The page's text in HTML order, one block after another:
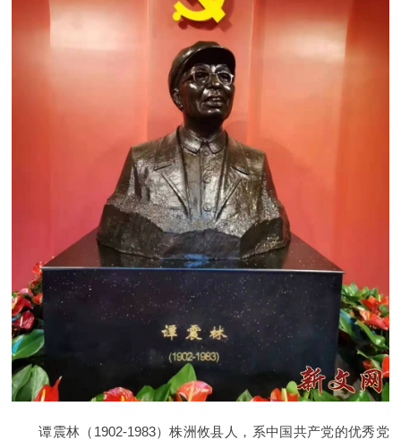
谭震林（1902-1983）株洲攸县人，系中国共产党的优秀党